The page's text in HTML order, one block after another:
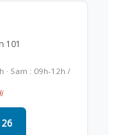
101
· Sam : 09h-12h /